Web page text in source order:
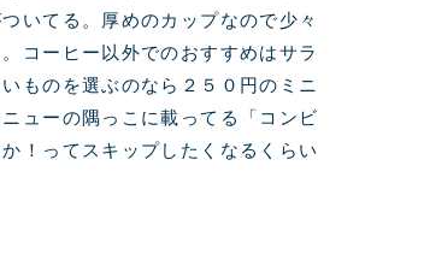
いてる。厚めのカップなので少々
コーヒー以外でのおすすめはサラ
ものを選ぶのなら２５０円のミニ
ューの隅っこに載ってる「コンビ
！ってスキップしたくなるくらい